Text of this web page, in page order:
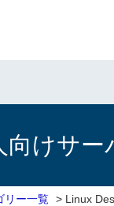
けサー
リー一覧 > Linux